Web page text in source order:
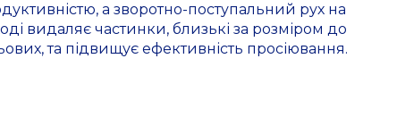
а зворотно-поступальний рух на
видаляє частинки, близькі за розміром до
та підвищує ефективність просіювання.